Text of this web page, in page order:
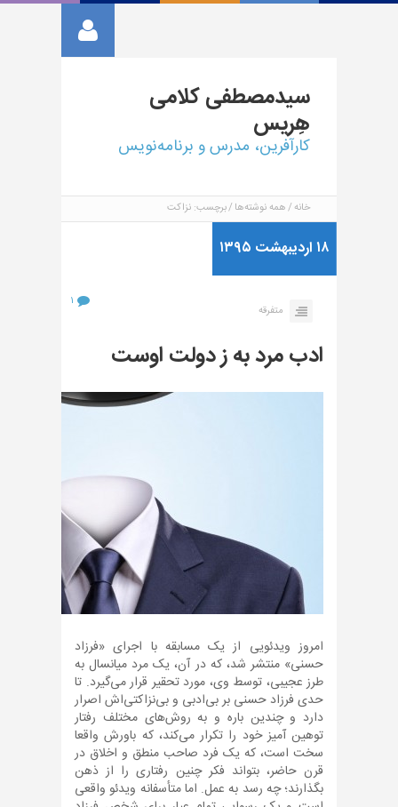
سیدمصطفیکلامی
هِریس
کارآفرین، مدرس و برنامه‌نویس
خانه همه نوشته‌ها برچسب: نزاکت
۱۸ اردیبهشت ۱۳۹۵
متفرقه
۱
ادب مرد به ز دولت اوست
امروز ویدئویی از یک مسابقه با اجرای «فرزاد
حسنی» منتشر شد، که در آن، یک مرد میانسال به
طرز عجیبی، توسط وی، مورد تحقیر قرار می‌گیرد. تا
حدی فرزاد حسنی بر بی‌ادبی و بی‌نزاکتی‌اش اصرار
دارد و چندین باره و به روش‌های مختلف رفتار
توهین آمیز خود را تکرار می‌کند، که باورش واقعا
سخت است، که یک فرد صاحب منطق و اخلاق در
قرن حاضر، بتواند فکر چنین رفتاری را از ذهن
بگذارند؛ چه رسد به عمل. اما متأسفانه ویدئو واقعی